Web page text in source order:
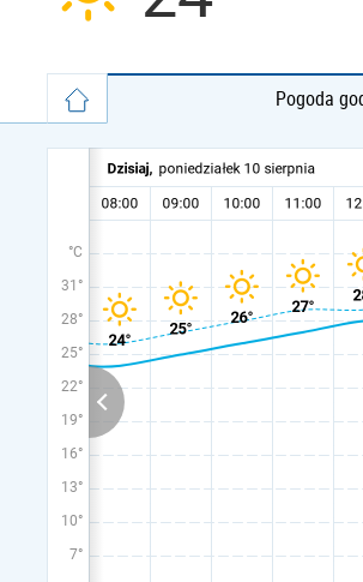
Pogoda
°C
31°
28°
25°
22°
19°
16°
13°
10°
7°